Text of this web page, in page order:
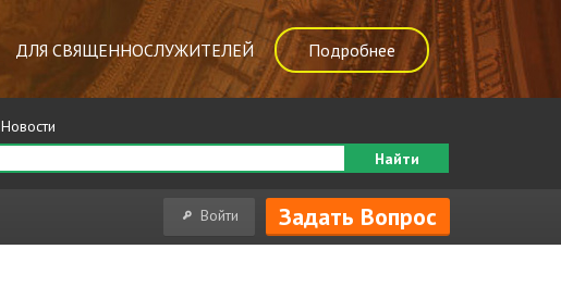
ДЛЯ СВЯЩЕННОСЛУЖИТЕЛЕЙ Подробнее
Новости
Найти
Войти Задать Вопрос